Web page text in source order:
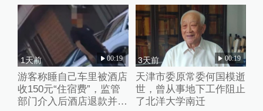
1天前 00:19
游客称睡自己车里被酒店
收150元“住宿费”，监管
部门介入后酒店退款并赔
3天前 00:19
天津市委原常委何国模逝
世，曾从事地下工作阻止
了北洋大学南迁